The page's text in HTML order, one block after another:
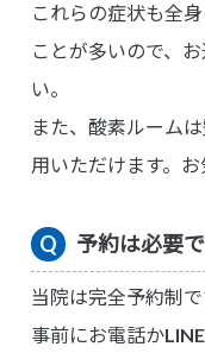
これらの症状も全
ことが多いので、
い。
また、酸素ルーム
用いただけます。
予約は必要
当院は完全予約制で
事前にお電話か